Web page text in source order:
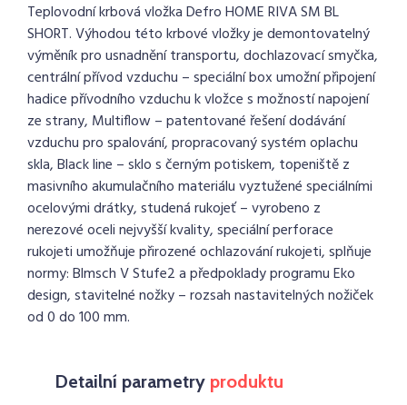
Teplovodní krbová vložka Defro HOME RIVA SM BL
SHORT. Výhodou této krbové vložky je demontovatelný
výměník pro usnadnění transportu, dochlazovací smyčka,
centrální přívod vzduchu – speciální box umožní připojení
hadice přívodního vzduchu k vložce s možností napojení
ze strany, Multiflow – patentované řešení dodávání
vzduchu pro spalování, propracovaný systém oplachu
skla, Black line – sklo s černým potiskem, topeniště z
masivního akumulačního materiálu vyztužené speciálními
ocelovými drátky, studená rukojeť – vyrobeno z
nerezové oceli nejvyšší kvality, speciální perforace
rukojeti umožňuje přirozené ochlazování rukojeti, splňuje
normy: Blmsch V Stufe2 a předpoklady programu Eko
design, stavitelné nožky – rozsah nastavitelných nožiček
od 0 do 100 mm.
Detailní parametry produktu